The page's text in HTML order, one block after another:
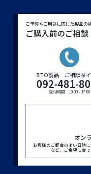
ご予算やご用途に応じた製品の
ご購入前のご相談
BTO製品 ご相談ダ
092-481-
受付時間 10:00 - 17:00
オン
お客様のご都合のよい日時
など、ご希望に合